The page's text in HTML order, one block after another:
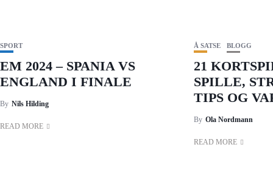
SPORT
EM 2024 – SPANIA VS
ENGLAND I FINALE
By Nils Hilding
READ MORE
Å SATSE BLOGG
21
SPILLE,
TIPS OG
By Ola Nordmann
READ MORE